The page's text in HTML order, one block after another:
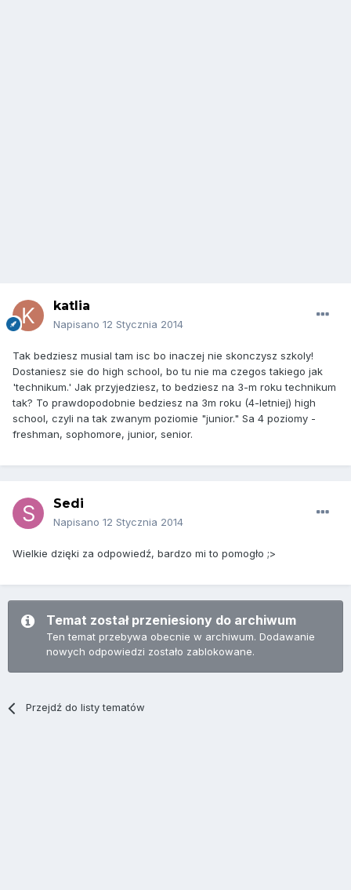
katlia
Napisano 12 Stycznia 2014
Tak bedziesz musial tam isc bo inaczej nie skonczysz szkoly!
Dostaniesz sie do high school, bo tu nie ma czegos takiego jak
'technikum.' Jak przyjedziesz, to bedziesz na 3-m roku technikum
tak? To prawdopodobnie bedziesz na 3m roku (4-letniej) high
school, czyli na tak zwanym poziomie "junior." Sa 4 poziomy -
freshman, sophomore, junior, senior.
Sedi
Napisano 12 Stycznia 2014
Wielkie dzięki za odpowiedź, bardzo mi to pomogło ;>
Temat został przeniesiony do archiwum
Ten temat przebywa obecnie w archiwum. Dodawanie
nowych odpowiedzi zostało zablokowane.
Przejdź do listy tematów